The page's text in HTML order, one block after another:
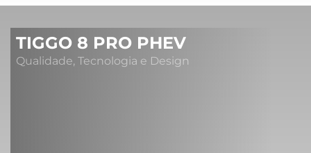
TIGGO 8 PRO PHEV
Qualidade, Tecnologia e Design